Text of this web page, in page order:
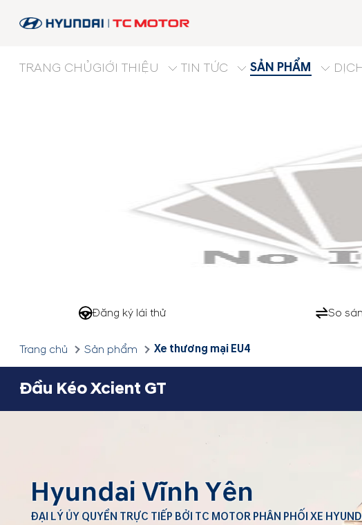
TRANG CHỦGIỚI THIỆU TIN TỨC SẢN PHẨM
Đăng ký lái thử So
Trang chủ Sản phẩm Xe thương mại EU4
Đầu Kéo Xcient GT
Hyundai Vĩnh Yên
ĐẠI LÝ ỦY QUYỀN TRỰC TIẾP BỞI TC MOTOR PHÂN PHỐI XE